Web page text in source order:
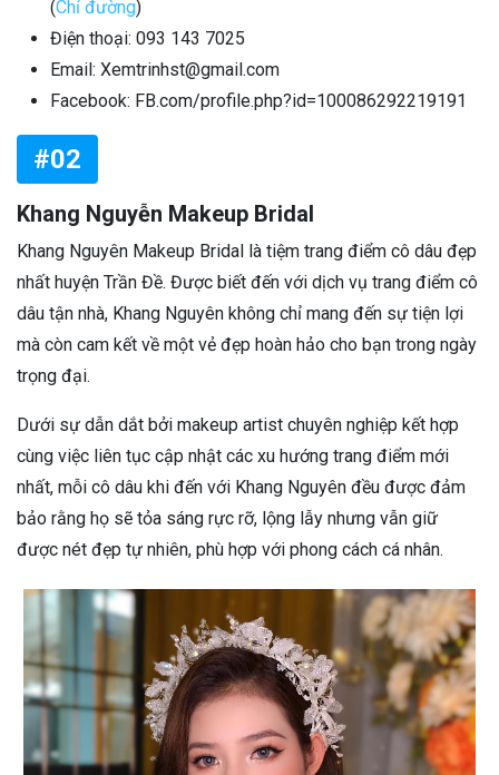
(Chỉ đường)
Điện thoại: 093 143 7025
Email: Xemtrinhst@gmail.com
Facebook: FB.com/profile.php?id=100086292219191
#02
Khang Nguyễn Makeup Bridal
Khang Nguyên Makeup Bridal là tiệm trang điểm cô dâu đẹp
nhất huyện Trần Đề. Được biết đến với dịch vụ trang điểm cô
dâu tận nhà, Khang Nguyên không chỉ mang đến sự tiện lợi
mà còn cam kết về một vẻ đẹp hoàn hảo cho bạn trong ngày
trọng đại.
Dưới sự dẫn dắt bởi makeup artist chuyên nghiệp kết hợp
cùng việc liên tục cập nhật các xu hướng trang điểm mới
nhất, mỗi cô dâu khi đến với Khang Nguyên đều được đảm
bảo rằng họ sẽ tỏa sáng rực rỡ, lộng lẫy nhưng vẫn giữ
được nét đẹp tự nhiên, phù hợp với phong cách cá nhân.